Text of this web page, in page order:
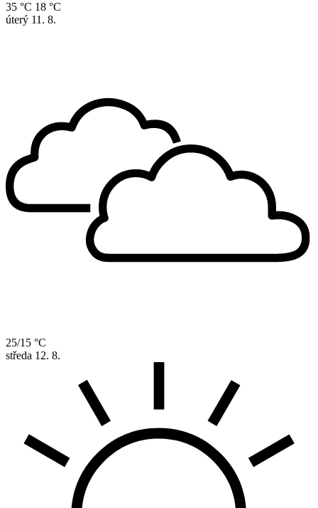
35 °C 18 °C
úterý 11. 8.
25/15 °C
středa 12. 8.